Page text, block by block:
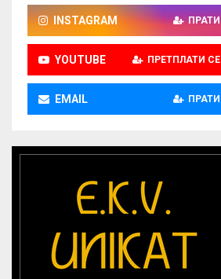
INSTAGRAM ПРАТИ
YOUTUBE ПРЕТПЛАТИ СЕ
EMAIL ПРАТИ